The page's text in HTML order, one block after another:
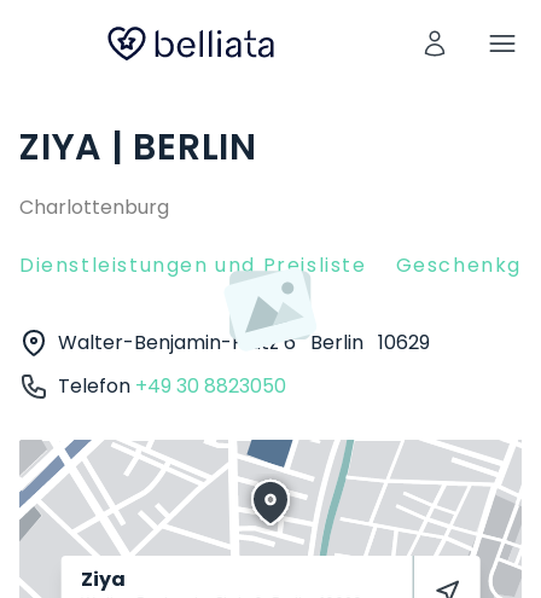
ZIYA | BERLIN
Charlottenburg
Dienstleistungen und Preisliste
Walter-Benjamin-Platz 6 Berlin 10629
Telefon +49 30 8823050
Ziya